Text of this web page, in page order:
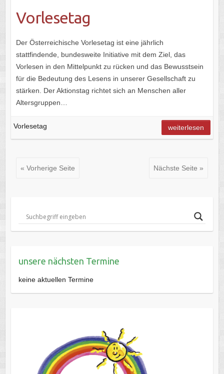
Vorlesetag
Der Österreichische Vorlesetag ist eine jährlich
stattfindende, bundesweite Initiative mit dem Ziel, das
Vorlesen in den Mittelpunkt zu rücken und das Bewusstsein
für die Bedeutung des Lesens in unserer Gesellschaft zu
stärken. Der Aktionstag richtet sich an Menschen aller
Altersgruppen…
Vorlesetag weiterlesen
« Vorherige Seite Nächste Seite »
unsere nächsten Termine
keine aktuellen Termine